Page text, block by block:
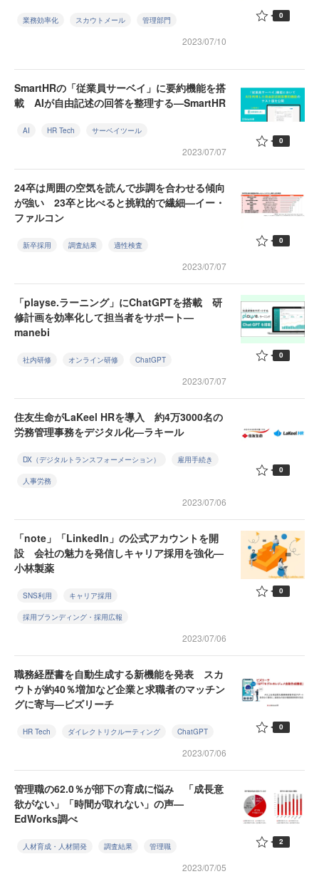
業務効率化 スカウトメール 管理部門
2023/07/10
0
SmartHRの「従業員サーベイ」に要約機能を搭
載 AIが自由記述の回答を整理する—SmartHR
AI HR Tech サーベイツール
2023/07/07
0
24卒は周囲の空気を読んで歩調を合わせる傾向
が強い 23卒と比べると挑戦的で繊細—イー・
ファルコン
新卒採用 調査結果 適性検査
2023/07/07
0
「playse.ラーニング」にChatGPTを搭載 研
修計画を効率化して担当者をサポート—
manebi
社内研修 オンライン研修 ChatGPT
2023/07/07
0
住友生命がLaKeel HRを導入 約4万3000名の
労務管理事務をデジタル化—ラキール
DX（デジタルトランスフォーメーション） 雇用手続き
人事労務
2023/07/06
0
「note」「LinkedIn」の公式アカウントを開
設 会社の魅力を発信しキャリア採用を強化—
小林製薬
SNS利用 キャリア採用
採用ブランディング・採用広報
2023/07/06
0
職務経歴書を自動生成する新機能を発表 スカ
ウトが約40％増加など企業と求職者のマッチン
グに寄与—ビズリーチ
HR Tech ダイレクトリクルーティング ChatGPT
2023/07/06
0
管理職の62.0％が部下の育成に悩み 「成長意
欲がない」「時間が取れない」の声—
EdWorks調べ
人材育成・人材開発 調査結果 管理職
2023/07/05
2